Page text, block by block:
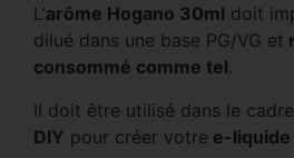
L’arôme Hogano 30ml doit
dilué dans une base PG/VG et
consommé comme tel.
Il doit être utilisé dans le cadre
DIY pour créer votre e-liquide